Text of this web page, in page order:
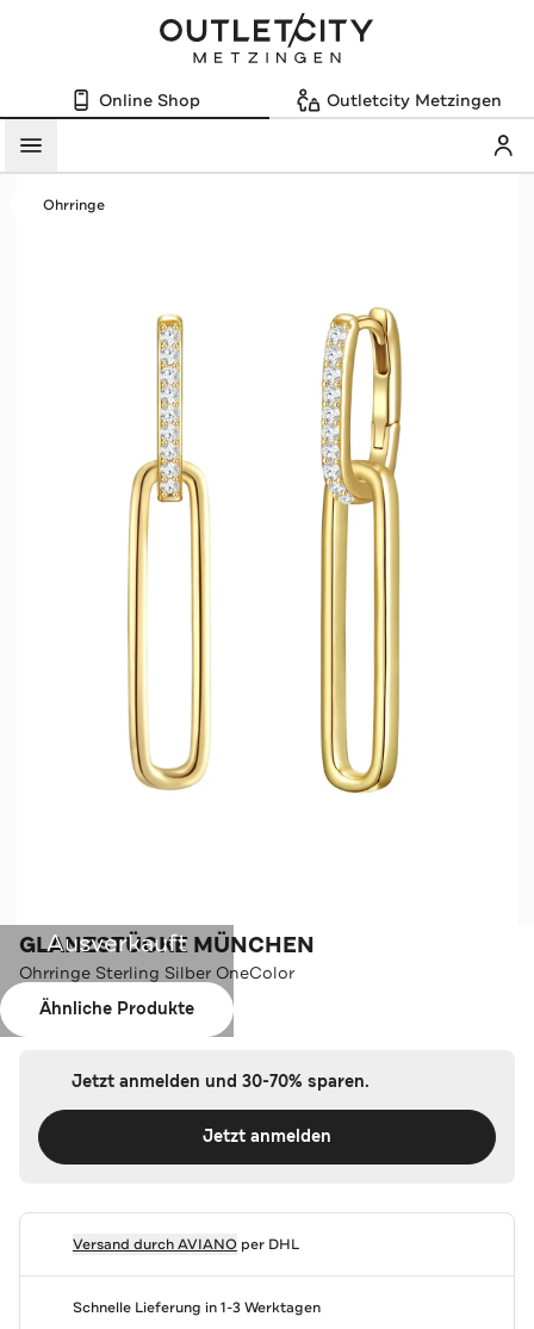
Online Shop Outletcity Metzingen
Menü
Ohrringe
Ausverkauft
Ähnliche Produkte
GLANZSTÜCKE MÜNCHEN
Ohrringe Sterling Silber OneColor
Farbe:OneColor
Jetzt anmelden und 30-70% sparen.
Jetzt anmelden
Versand durchAVIANOper DHL
Schnelle Lieferung in 1-3 Werktagen